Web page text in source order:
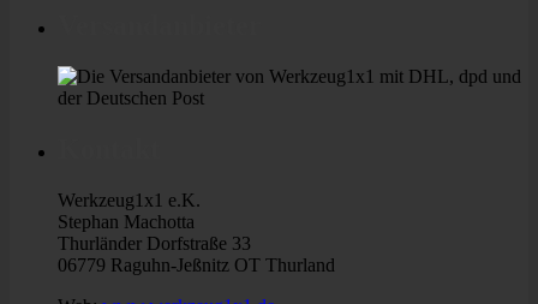
Werkzeug1x1 e.K.
Stephan Machotta
Thurländer Dorfstraße 33
06779 Raguhn-Jeßnitz OT Thurland